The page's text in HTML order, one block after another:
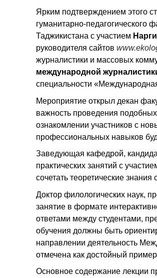
Ярким подтверждением этого
гуманитарно-педагогического
Таджикистана с участием
руководителя сайтов
журналистики и массовых
международной
специальности
Мероприятие открыл декан
важность проведения подобных
ознакомлении участников с
профессиональных навыков
Заведующая кафедрой,
практических занятий с
сочетать теоретические
Доктор филологических наук,
занятие в формате
ответами между студентами,
обучения должны быть
направлении деятельность
отмечена как достойный
Основное содержание лекции